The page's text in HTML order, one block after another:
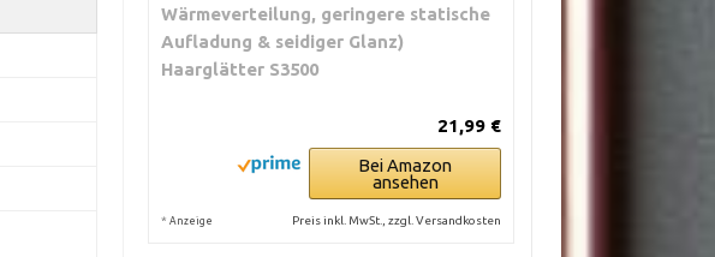
Wärmeverteilung, geringere statische
Aufladung & seidiger Glanz)
Haarglätter S3500
21,99 €
Bei Amazon
ansehen
* Anzeige Preis inkl. MwSt., zzgl. Versandkosten